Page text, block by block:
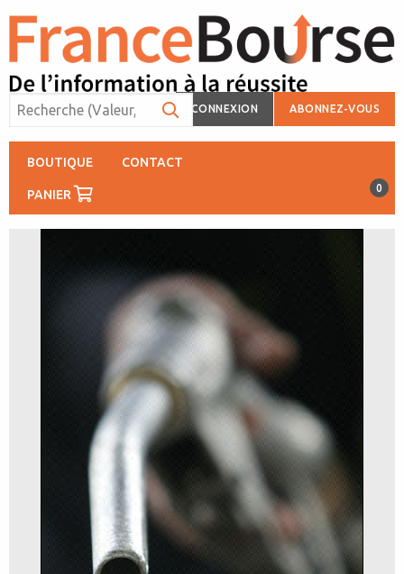
CONNEXION ABONNEZ-VOUS
BOUTIQUE CONTACT
PANIER 0